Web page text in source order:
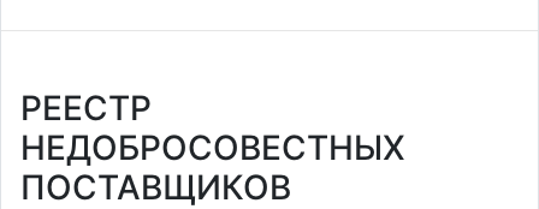
РЕЕСТР
НЕДОБРОСОВЕСТНЫХ
ПОСТАВЩИКОВ